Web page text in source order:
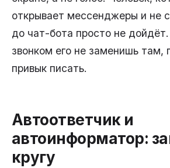
открывает мессенджеры и не
до чат-бота просто не
звонком его не заменишь там,
привык писать.
Автоответчик и
автоинформатор:
кругу